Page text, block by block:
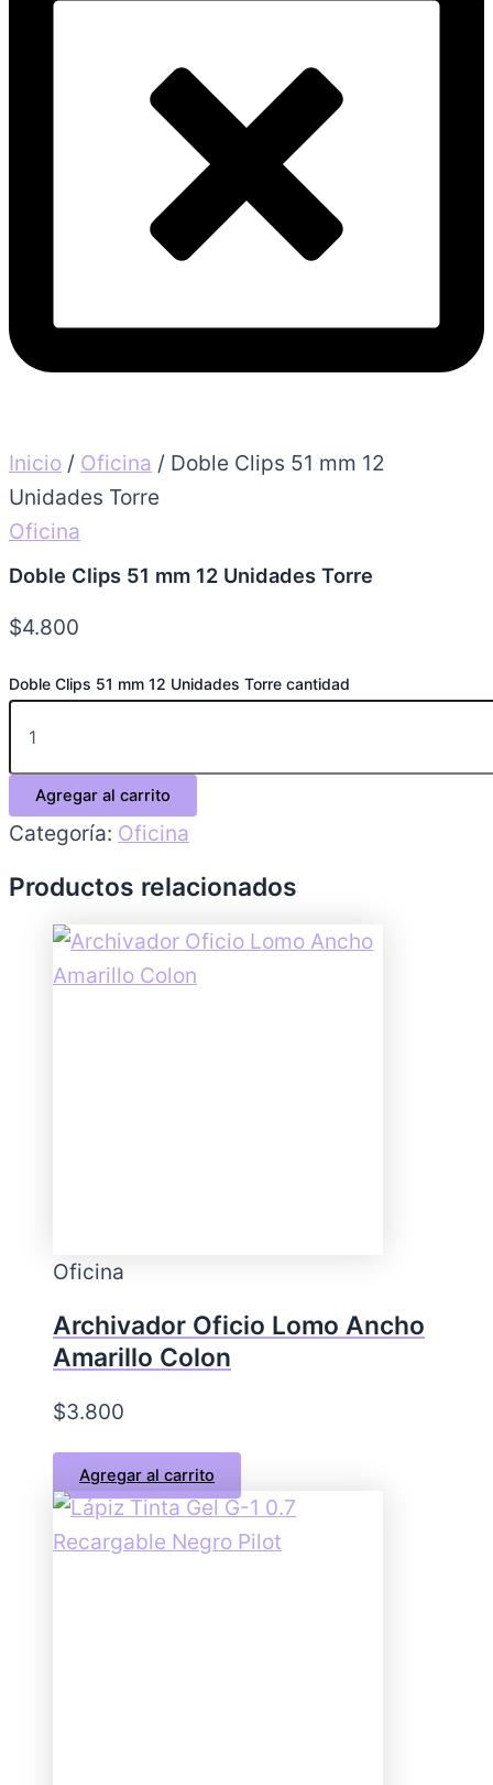
Inicio / Oficina / Doble Clips 51 mm 12
Unidades Torre
Oficina
Doble Clips 51 mm 12 Unidades Torre
$4.800
Doble Clips 51 mm 12 Unidades Torre cantidad
Agregar al carrito
Categoría: Oficina
Productos relacionados
Oficina
Archivador Oficio Lomo Ancho
Amarillo Colon
$3.800
Agregar al carrito